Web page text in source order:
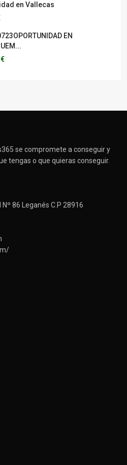
en Vallecas
EN
se compromete a conseguir y
tengas o que quieras conseguir.
86 Leganés C.P 28916